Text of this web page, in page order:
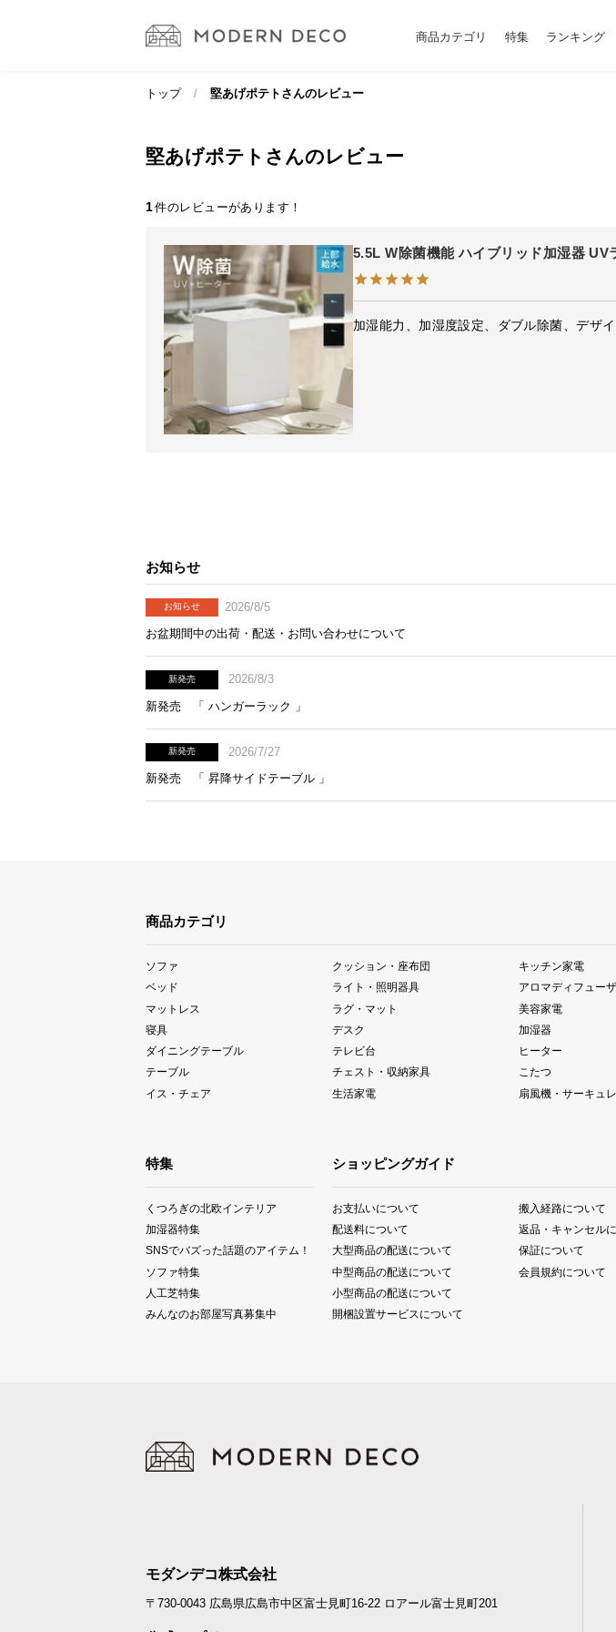
商品カテゴリ 特集 ランキング
トップ 堅あげポテトさんのレビュー
堅あげポテトさんのレビュー
1
5.5L W除菌機能 ハイブリッド加湿器 UV
加湿能力、加湿度設定、ダブル除菌、デザ
お知らせ
お知らせ
2026/8/5
お盆期間中の出荷・配送・お問い合わせについて
新発売
2026/8/3
新発売 「 ハンガーラック 」
新発売
2026/7/27
新発売 「 昇降サイドテーブル 」
商品カテゴリ
ソファ
ベッド
マットレス
寝具
ダイニングテーブル
テーブル
イス・チェア
クッション・座布団
ライト・照明器具
ラグ・マット
デスク
テレビ台
チェスト・収納家具
生活家電
キッチン家電
アロマディフュー
美容家電
加湿器
ヒーター
こたつ
扇風機・サーキュ
特集
くつろぎの北欧インテリア
加湿器特集
SNSでバズった話題のアイテム！
ソファ特集
人工芝特集
みんなのお部屋写真募集中
ショッピングガイド
お支払いについて
配送料について
大型商品の配送について
中型商品の配送について
小型商品の配送について
開梱設置サービスについて
搬入経路について
返品・キャンセル
保証について
会員規約について
モダンデコ株式会社
〒730-0043 広島県広島市中区富士見町16-22 ロアール富士見町201